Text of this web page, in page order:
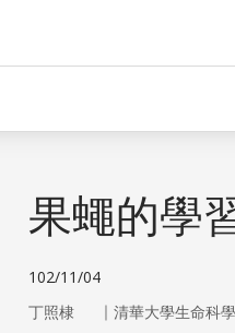
果蠅的學
102/11/04
丁照棣 ｜ 清華大學生命科